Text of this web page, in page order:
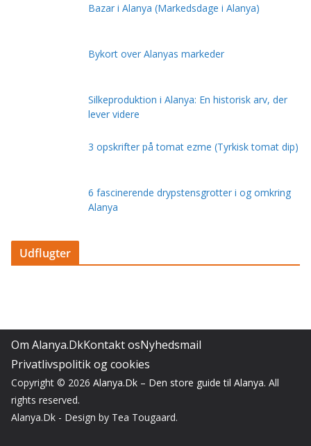
Bazar i Alanya (Markedsdage i Alanya)
Bykort over Alanyas markeder
Silkeproduktion i Alanya: En historisk arv, der
lever videre
3 opskrifter på tomat ezme (Tyrkisk tomat dip)
6 fascinerende drypstensgrotter i og omkring
Alanya
Udflugter
Om Alanya.DkKontakt osNyhedsmail
Privatlivspolitik og cookies
Copyright © 2026 Alanya.Dk – Den store guide til Alanya. All
rights reserved.
Alanya.Dk - Design by Tea Tougaard.